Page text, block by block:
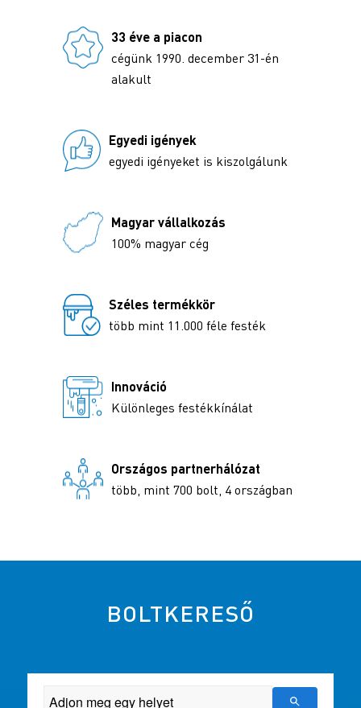
33 éve a piacon
cégünk 1990. december 31-én
alakult
Egyedi igények
egyedi igényeket is kiszolgálunk
Magyar vállalkozás
100% magyar cég
Széles termékkör
több mint 11.000 féle festék
Innováció
Különleges festékkínálat
Országos partnerhálózat
több, mint 700 bolt, 4 országban
BOLTKERESŐ